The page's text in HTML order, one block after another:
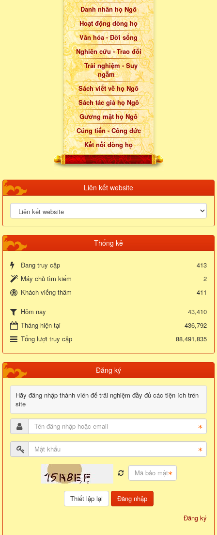
Danh nhân họ Ngô
Hoạt động dòng họ
Văn hóa - Đời sống
Nghiên cứu - Trao đổi
Trải nghiệm - Suy
ngẫm
Sách viết về họ Ngô
Sách tác giả họ Ngô
Gương mặt họ Ngô
Cúng tiến - Công đức
Kết nối dòng họ
Liên kết website
Thống kê
Đang truy cập
413
Máy chủ tìm kiếm
2
Khách viếng thăm
411
Hôm nay
43,410
Tháng hiện tại
436,792
Tổng lượt truy cập
88,491,835
Đăng ký
Hãy đăng nhập thành viên để trải nghiệm đầy đủ các tiện ích trên
site
Đăng nhập
Đăng ký